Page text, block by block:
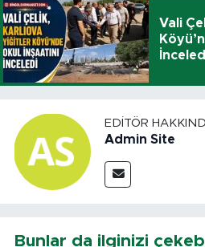
Vali
EDITÖR
Admin Site
Bunlar da ilginizi